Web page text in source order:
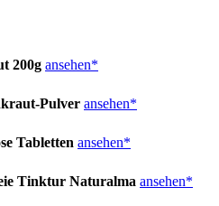
200g ansehen*
Pulver ansehen*
Tabletten ansehen*
Tinktur Naturalma ansehen*